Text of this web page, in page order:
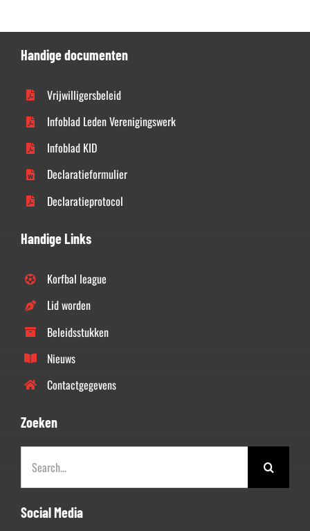
Handige documenten
Vrijwilligersbeleid
Infoblad Leden Verenigingswerk
Infoblad KID
Declaratieformulier
Declaratieprotocol
Handige Links
Korfbal league
Lid worden
Beleidsstukken
Nieuws
Contactgegevens
Zoeken
naar:
Social Media